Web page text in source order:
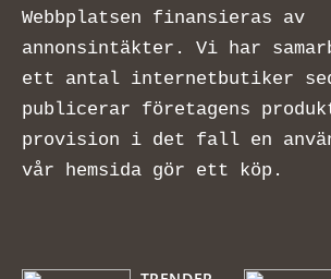
Webbplatsen finansieras av
annonsintäkter. Vi har
ett antal internetbutiker
publicerar företagens
provision i det fall en
vår hemsida gör ett köp.